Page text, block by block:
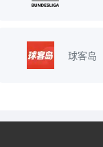
球客岛